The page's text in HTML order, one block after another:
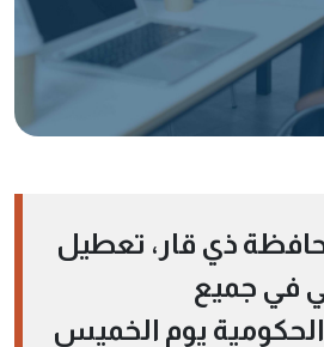
ذي قار، تعطيل
في جميع
يوم الخميس